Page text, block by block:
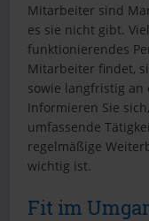
Mitarbeiter sind
es sie nicht gibt.
funktionierendes
Mitarbeiter findet,
sowie langfristig
Informieren Sie
umfassende
regelmäßige
wichtig ist.
Fit im